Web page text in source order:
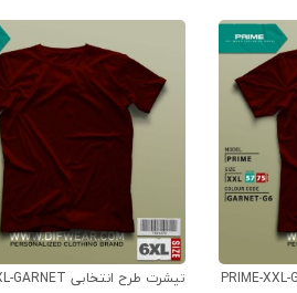
تیشرت طرح انتخابی PRIME-6XL-GARNET